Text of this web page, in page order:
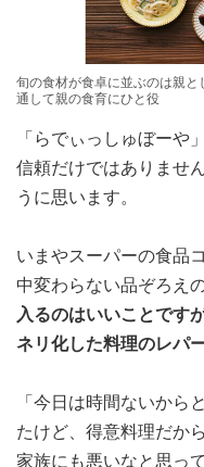
旬の食材が食卓に並ぶのは親
通して親の食育にひと役
「らでぃっしゅぼーや
信頼だけではありませ
うに思います。
いまやスーパーの食品
中変わらない品ぞろえ
入るのはいいことです
ネリ化した料理のレパ
「今日は時間ないから
たけど、得意料理だか
家族にも悪いなと思っ